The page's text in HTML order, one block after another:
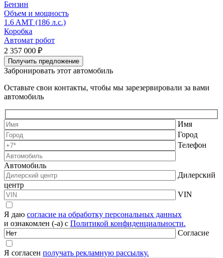
Бензин
Объем и мощность
1.6 AMT (186 л.с.)
Коробка
Автомат робот
2 357 000 ₽
Получить предложение
Забронировать этот автомобиль
Оставьте свои контакты, чтобы мы зарезервировали за вами
автомобиль
Имя
Город
Телефон
Автомобиль
Дилерский
центр
VIN
Я даю согласие на обработку персональных данных
и ознакомлен (-а) с Политикой конфиденциальности.
Согласие
Я согласен получать рекламную рассылку.